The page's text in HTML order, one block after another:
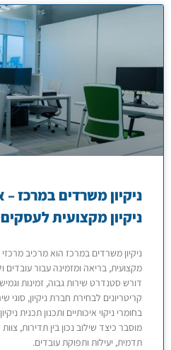
ניקיון משרדים במרכז
ניקיון מקצועית לעסקים
ניקיון משרדים במרכז הוא מרכיב
מקצועית, בריאה ומזמינה עבור עובדים
דורש סטנדרט שירות גבוה, זמינות
קריטריונים לבחירת חברת ניקיון, סוגי
בחומרי ניקוי איכותיים ותכנון תכנית
מוסבר כיצד שילוב נכון בין תדירות,
תדמית, יעילות ותפוקת עובדים.